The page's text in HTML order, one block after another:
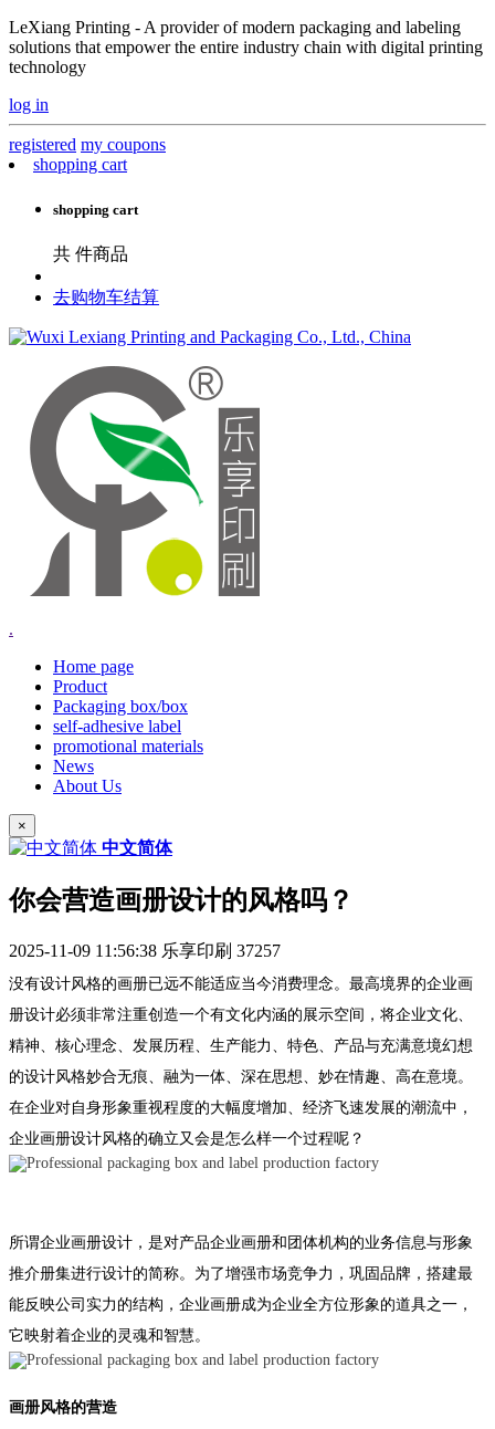
LeXiang Printing - A provider of modern packaging and labeling
solutions that empower the entire industry chain with digital printing
technology
log in
registered my coupons
shopping cart
shopping cart
共 件商品
去购物车结算
.
Home page
Product
Packaging box/box
self-adhesive label
promotional materials
News
About Us
×
中文简体
你会营造画册设计的风格吗？
2025-11-09 11:56:38 乐享印刷 37257
没有设计风格的画册已远不能适应当今消费理念。最高境界的企业画
册设计必须非常注重创造一个有文化内涵的展示空间，将企业文化、
精神、核心理念、发展历程、生产能力、特色、产品与充满意境幻想
的设计风格妙合无痕、融为一体、深在思想、妙在情趣、高在意境。
在企业对自身形象重视程度的大幅度增加、经济飞速发展的潮流中，
企业画册设计风格的确立又会是怎么样一个过程呢？
所谓企业画册设计，是对产品企业画册和团体机构的业务信息与形象
推介册集进行设计的简称。为了增强市场竞争力，巩固品牌，搭建最
能反映公司实力的结构，企业画册成为企业全方位形象的道具之一，
它映射着企业的灵魂和智慧。
画册风格的营造